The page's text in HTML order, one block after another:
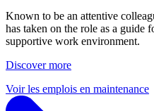
Known to be an attentive
has taken on the role as a guide
supportive work environment.
Discover more
Voir les emplois en maintenance